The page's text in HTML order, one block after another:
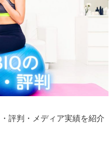
評判・メディア実績を紹介